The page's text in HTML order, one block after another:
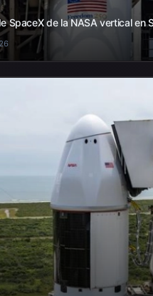
SpaceX de la NASA vertical en